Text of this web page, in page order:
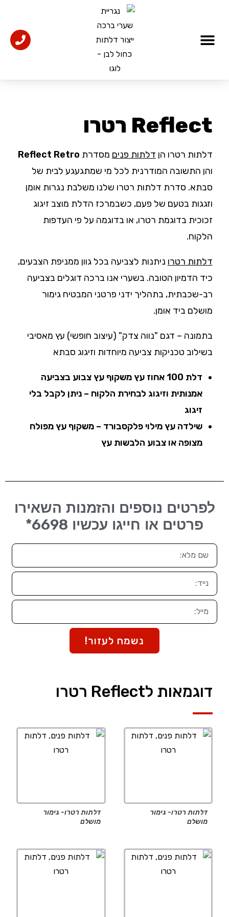
Reflect רטרו
דלתות רטרו הן דלתות פניםמסדרת Reflect Retro
והן התשובה המודרנית לכל מי שמתגעגע לבית של
סבתא. סדרת דלתות רטרו שלנו משלבת נגרות אומן
וזגגות בטעם של פעם, כשבמרכז הדלת מוצב זיגוג
זכוכית בדוגמת רטרו, או בדוגמה על פי העדפות
הלקוח.
דלתות רטרוניתנות לצביעה בכל גוון ממניפת הצבעים,
כיד הדמיון הטובה. בשערי אנו ברכה דוגלים בצביעה
רב-שכבתית, בתהליך ידני פרטני המבטיח גימור
מושלם ביד אומן.
בתמונה – דגם "נווה צדק" (עיצוב חופשי) עץ מאסיבי
בשילוב טכניקות צביעה מיוחדות וזיגוג סבתא
דלת 100 אחוז עץ משקוף עץ צבוע בצביעה
אמנותית וזיגוג לבחירת הלקוח – ניתן לקבל בלי
זיגוג
שילדה עץ מילוי פלקסבורד – משקוף עץ מפולח
מצופה או צבוע הלבשות עץ
לפרטים נוספים והזמנות השאירו
פרטים או חייגו עכשיו 6698*
נשמח לעזור!
דוגמאות לReflect רטרו
דלתות רטרו- גימור
מושלם
דלתות רטרו- גימור
מושלם